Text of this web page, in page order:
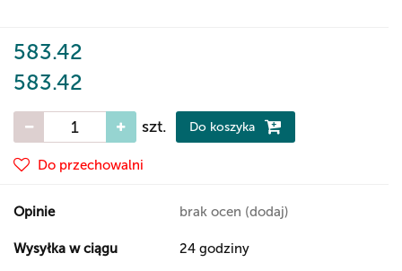
583.42
583.42
szt. Do koszyka
Do przechowalni
Opinie brak ocen (dodaj)
Wysyłka w ciągu 24 godziny